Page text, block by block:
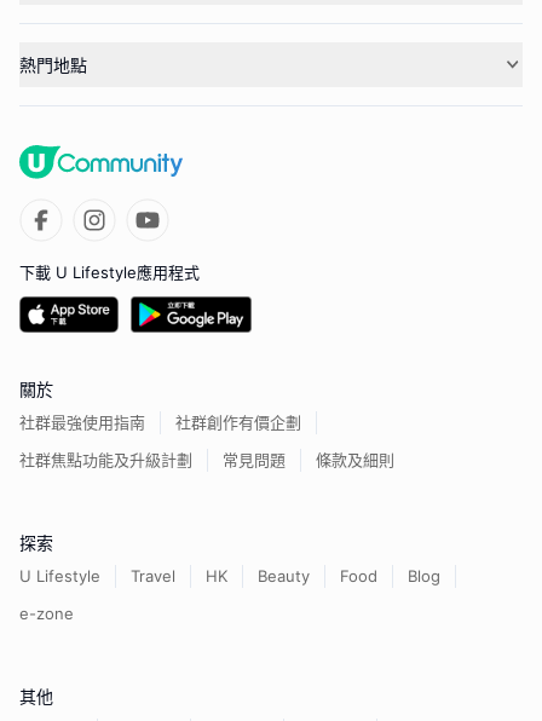
熱門地點
下載 U Lifestyle應用程式
關於
社群最強使用指南
社群創作有價企劃
社群焦點功能及升級計劃
常見問題 條款及細則
探索
U Lifestyle Travel HK Beauty Food
Blog
e-zone
其他